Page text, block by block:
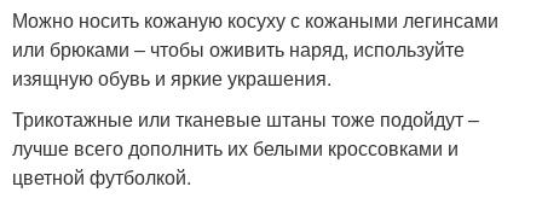
Можно носить кожаную косуху с кожаными легинсами
или брюками – чтобы оживить наряд, используйте
изящную обувь и яркие украшения.
Трикотажные или тканевые штаны тоже подойдут –
лучше всего дополнить их белыми кроссовками и
цветной футболкой.